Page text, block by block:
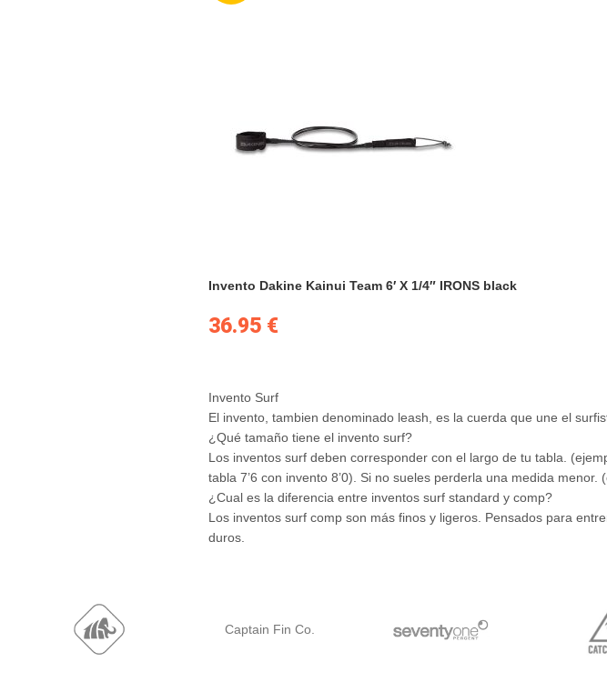
Invento Dakine Kainui Team 6′ X 1/4″ IRONS black
36.95 €
Invento Surf
El invento, tambien denominado leash, es la cuerda que une el
¿Qué tamaño tiene el invento surf?
Los inventos surf deben corresponder con el largo de tu tabla.
tabla 7’6 con invento 8’0). Si no sueles perderla una medida menor.
¿Cual es la diferencia entre inventos surf standard y comp?
Los inventos surf comp son más finos y ligeros. Pensados para
duros.
Captain Fin Co.